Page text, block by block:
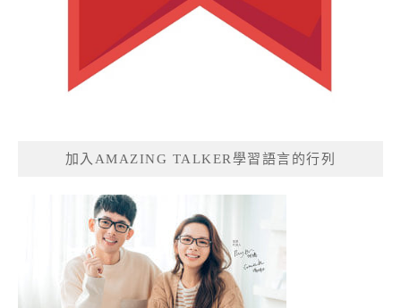
加入AMAZING TALKER學習語言的行列